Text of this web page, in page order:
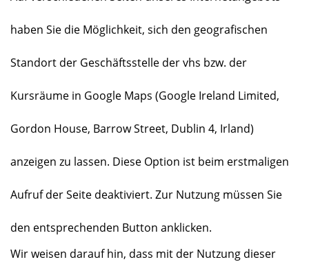
haben Sie die Möglichkeit, sich den geografischen
Standort der Geschäftsstelle der vhs bzw. der
Kursräume in Google Maps (Google Ireland Limited,
Gordon House, Barrow Street, Dublin 4, Irland)
anzeigen zu lassen. Diese Option ist beim erstmaligen
Aufruf der Seite deaktiviert. Zur Nutzung müssen Sie
den entsprechenden Button anklicken.
Wir weisen darauf hin, dass mit der Nutzung dieser